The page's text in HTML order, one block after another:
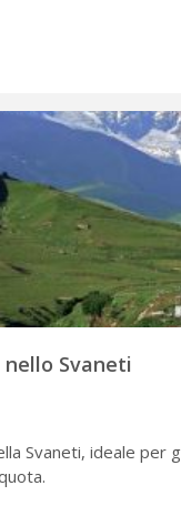
Svaneti
Svaneti, ideale